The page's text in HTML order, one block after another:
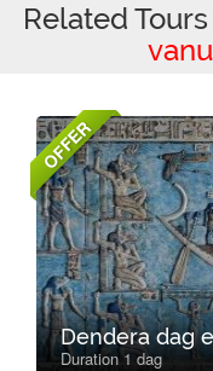
Related
OFFER
Dendera dag
Duration 1 dag